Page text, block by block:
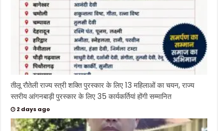
तीलू रौतेली राज्य स्त्री शक्ति पुरस्कार के लिए 13 महिलाओं का चयन, राज्य
स्तरीय आंगनबाड़ी पुरस्कार के लिए 35 कार्यकर्तियां होंगी सम्मानित
2 days ago